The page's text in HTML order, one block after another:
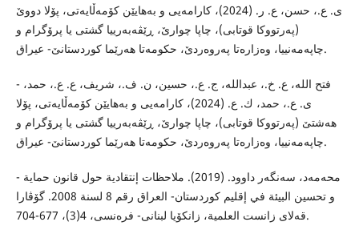
ی. ع.، حسن، ع. ر. (2024)، كارامه‌یی و به‌هایێن كۆمه‌ڵایه‌تی، پۆلا دووێ
(په‌رتووكا قوتابی)، چاپا چوارێ، ڕێڤه‌به‌رییا گشتی یا پرۆگرام و
چاپه‌مه‌نییا، وه‌زاره‌تا په‌روه‌ردێ، حكومه‌تا هه‌رێما كوردستانێ- عیراق.
- فتح الله، ع. خ.، عبدالله، ج. ع.، حسین، ن. ف.، شریف، ع. ع.، حمد،
ی. ع.، حمد، ك. ع. (2024)، كارامه‌یی و به‌هایێن كۆمه‌ڵایه‌تی، پۆلا
هه‌شتێ (په‌رتووكا قوتابی)، چاپا چوارێ، ڕێڤه‌به‌رییا گشتی یا پرۆگرام و
چاپه‌مه‌نییا، وه‌زاره‌تا په‌روه‌ردێ، حكومه‌تا هه‌رێما كوردستانێ- عیراق.
- محەمەد، سەنگەر داوود. (2019). ملاحظات إنتقادية حول قانون حماية
و تحسين البيئة في إقليم كوردستان- العراق رقم 8 لسنة 2008. گۆڤارا
قه‌لای زانست العلمیة، زانکۆیا لبنانی- فره‌نسی، 4(3)، 677-704.